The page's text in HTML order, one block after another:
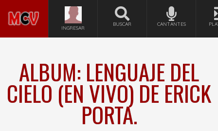
INGRESAR
BUSCAR CANTANTES
ALBUM: LENGUAJE DEL
CIELO (EN VIVO) DE ERICK
PORTA.